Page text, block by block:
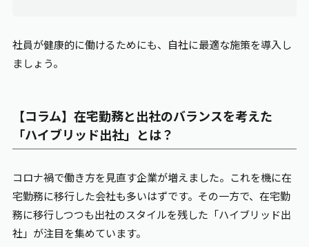
社員が健康的に働けるためにも、自社に最適な施策を導入し
ましょう。
【コラム】在宅勤務と出社のバランスを考えた
「ハイブリッド出社」とは？
コロナ禍で働き方を見直す企業が増えました。これを機に在
宅勤務に移行した会社も多いはずです。その一方で、在宅勤
務に移行しつつも出社のスタイルを残した「ハイブリッド出
社」が注目を集めています。